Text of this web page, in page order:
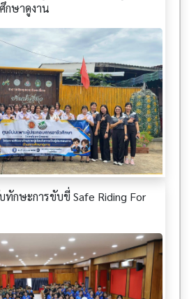
กษาดูงาน
ทักษะการขับขี่ Safe Riding For